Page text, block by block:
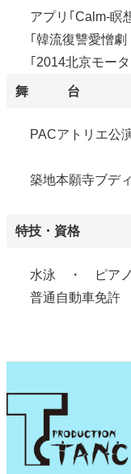
アプリ｢Calm-瞑
｢韓流復讐愛憎
｢2014北京モー
舞 台
PACアトリエ公
｢CRIMES
築地本願寺ブデ
特技・資格
水泳 ・ ピア
普通自動車免許